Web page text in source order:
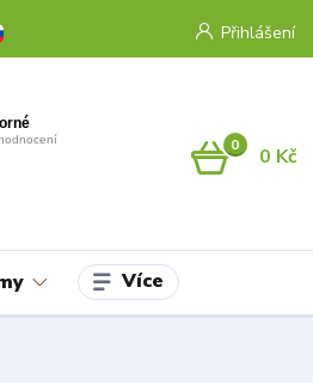
Přihlášení
0 0 Kč
Více